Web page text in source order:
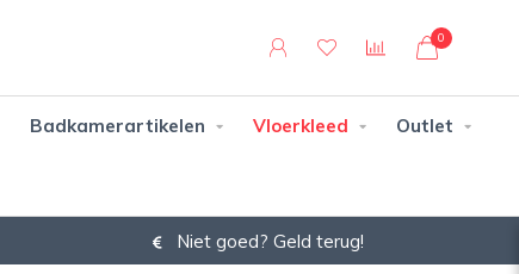
0
Badkamerartikelen Vloerkleed Outlet
Niet goed? Geld terug!